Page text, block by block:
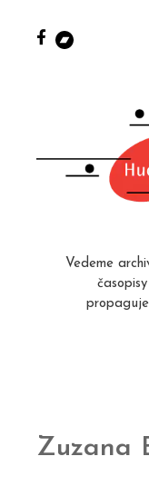
Vedeme
Zuzana